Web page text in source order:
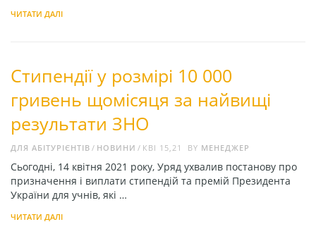
ЧИТАТИ ДАЛІ
Стипендії у розмірі 10 000
гривень щомісяця за найвищі
результати ЗНО
КВІ 15,21
ДЛЯ АБІТУРІЄНТІВ НОВИНИ BY МЕНЕДЖЕР
Сьогодні, 14 квітня 2021 року, Уряд ухвалив постанову про
призначення і виплати стипендій та премій Президента
України для учнів, які …
ЧИТАТИ ДАЛІ